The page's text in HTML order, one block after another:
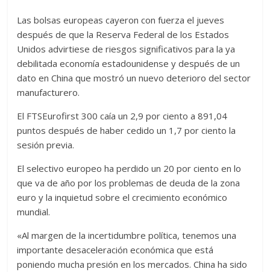
Las bolsas europeas cayeron con fuerza el jueves
después de que la Reserva Federal de los Estados
Unidos advirtiese de riesgos significativos para la ya
debilitada economía estadounidense y después de un
dato en China que mostró un nuevo deterioro del sector
manufacturero.
El FTSEurofirst 300 caía un 2,9 por ciento a 891,04
puntos después de haber cedido un 1,7 por ciento la
sesión previa.
El selectivo europeo ha perdido un 20 por ciento en lo
que va de año por los problemas de deuda de la zona
euro y la inquietud sobre el crecimiento económico
mundial.
«Al margen de la incertidumbre política, tenemos una
importante desaceleración económica que está
poniendo mucha presión en los mercados. China ha sido